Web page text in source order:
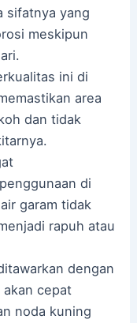
sifatnya yang
meskipun
ini di
area
dan tidak
di
garam tidak
rapuh atau
dengan
akan cepat
noda kuning